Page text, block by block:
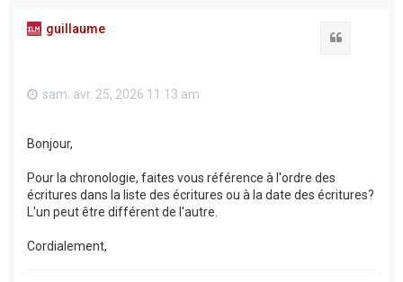
guillaume
sam. avr. 25, 2026 11:13 am
Bonjour,
Pour la chronologie, faites vous référence à l'ordre des
écritures dans la liste des écritures ou à la date des écritures?
L'un peut être différent de l'autre.
Cordialement,